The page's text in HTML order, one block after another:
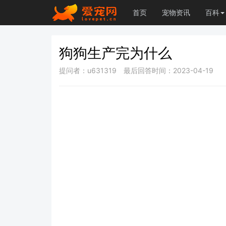
首页 宠物资讯 百科
狗狗生产完为什么
提问者：u631319 最后回答时间：2023-04-19